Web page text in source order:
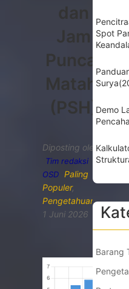
dan
Jam
Puncak
Matahari
(PSH)
Diposting oleh
Tim redaksi
OSD Paling
Populer,
Pengetahuan
1 Juni 2026
Spot
Surya
Demo
Barang